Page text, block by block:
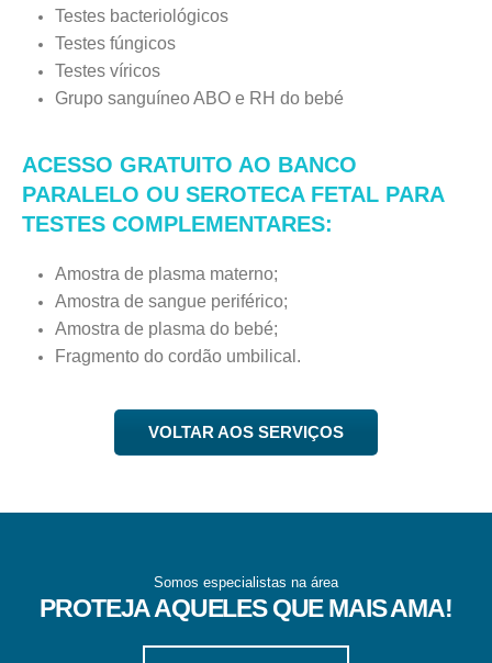
Testes bacteriológicos
Testes fúngicos
Testes víricos
Grupo sanguíneo ABO e RH do bebé
ACESSO GRATUITO AO BANCO
PARALELO OU SEROTECA FETAL PARA
TESTES COMPLEMENTARES:
Amostra de plasma materno;
Amostra de sangue periférico;
Amostra de plasma do bebé;
Fragmento do cordão umbilical.
VOLTAR AOS SERVIÇOS
Somos especialistas na área
PROTEJA AQUELES QUE MAIS AMA!